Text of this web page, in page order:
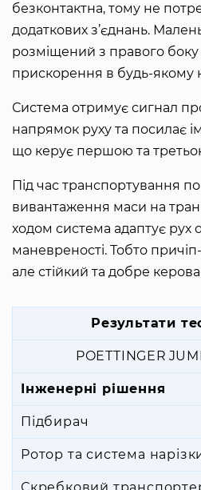
безконтактна, тому не
додаткових з’єднань.
розміщений з правого
прискорення в будь-якому
Система отримує сигнал
напрямок руху та посилає
що керує першою та
Під час транспортування по
вивантаження маси на
ходом система адаптує рух
маневреності. Тобто
але стійкий та добре
Результати
POETTINGER
Інженерні рішення
Підбирач
Ротор та система